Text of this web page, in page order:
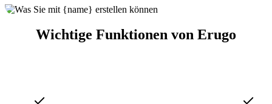
Wichtige Funktionen von Erugo